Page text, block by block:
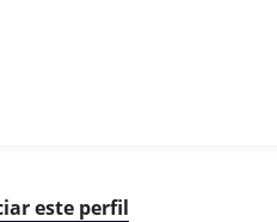
este perfil